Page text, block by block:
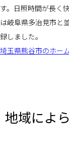
す。日照時間が長く
は岐阜県多治見市と
録しました。
埼玉県熊谷市のホー
地域によ